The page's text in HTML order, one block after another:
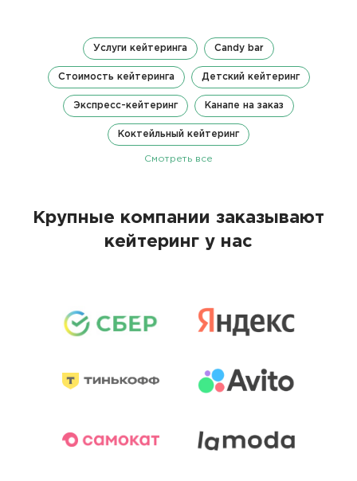
Услуги кейтеринга Candy bar
Стоимость кейтеринга Детский кейтеринг
Экспресс-кейтеринг Канапе на заказ
Коктейльный кейтеринг
Смотреть все
Крупные компании заказывают
кейтеринг у нас